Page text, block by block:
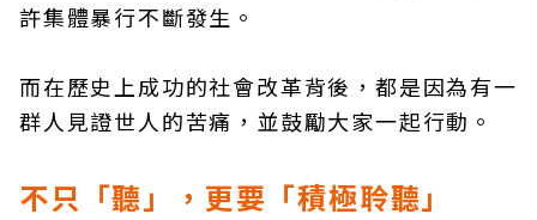
許集體暴行不斷發生。
而在歷史上成功的社會改革背後，都是因為有一
群人見證世人的苦痛，並鼓勵大家一起行動。
不只「聽」，更要「積極聆聽」